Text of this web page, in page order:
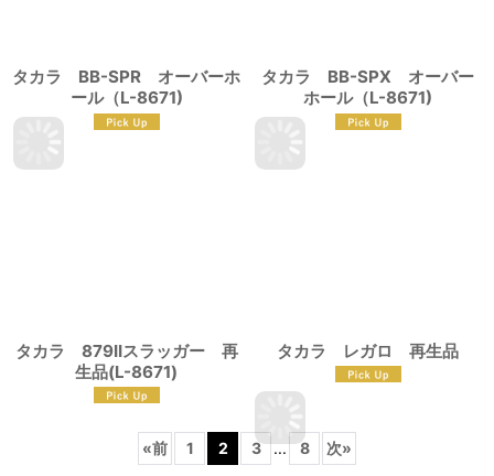
タカラ BB-SPR オーバーホ
ール（L-8671)
タカラ BB-SPX オーバー
ホール（L-8671)
タカラ 879IIスラッガー 再
生品(L-8671)
タカラ レガロ 再生品
«前 1 2 3 ... 8 次»